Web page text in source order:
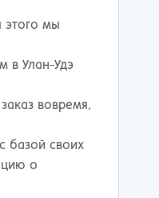
этого мы
в Улан-Удэ
вовремя,
базой своих
о